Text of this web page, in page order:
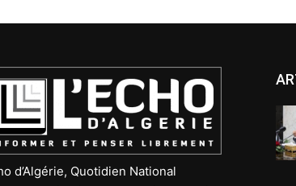
d’Algérie, Quotidien National